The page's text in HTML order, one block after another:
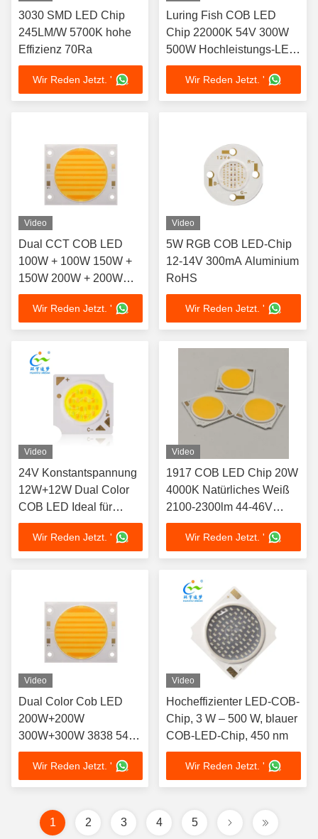
3030 SMD LED Chip
245LM/W 5700K hohe
Effizienz 70Ra
Wir Reden Jetzt. '
Luring Fish COB LED
Chip 22000K 54V 300W
500W Hochleistungs-LED
COB
Wir Reden Jetzt. '
Video
Dual CCT COB LED
100W + 100W 150W +
150W 200W + 200W
300W + 300W High CRI
97Ra Bi Color LED
COB Chip für
Wir Reden Jetzt. '
Video
5W RGB COB LED-Chip
12-14V 300mA Aluminium
RoHS
Wir Reden Jetzt. '
Video
24V Konstantspannung
12W+12W Dual Color
COB LED Ideal für
professionelle
Beleuchtungsprojekte
Wir Reden Jetzt. '
Video
1917 COB LED Chip 20W
4000K Natürliches Weiß
2100-2300lm 44-46V
105lm/W Ra80 120° für
kommerzielle Beleuchtung
Wir Reden Jetzt. '
Video
Dual Color Cob LED
200W+200W
300W+300W 3838 5454
6050 LED COB Chip
2700K 6500K Ra98 für
die Fotografie
Wir Reden Jetzt. '
Video
Hocheffizienter LED-COB-
Chip, 3 W – 500 W, blauer
COB-LED-Chip, 450 nm
Wir Reden Jetzt. '
1 2 3 4 5